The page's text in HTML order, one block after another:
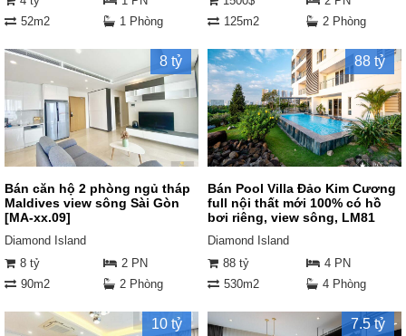
52m2
1 Phòng
125m2
2 Phòng
8 tỷ
Bán căn hộ 2 phòng ngủ tháp
Maldives view sông Sài Gòn
[MA-xx.09]
Diamond Island
8 tỷ
2 PN
90m2
2 Phòng
88 tỷ
Bán Pool Villa Đảo Kim Cương
full nội thất mới 100% có hồ
bơi riêng, view sông, LM81
Diamond Island
88 tỷ
4 PN
530m2
4 Phòng
10 tỷ 7.5 tỷ